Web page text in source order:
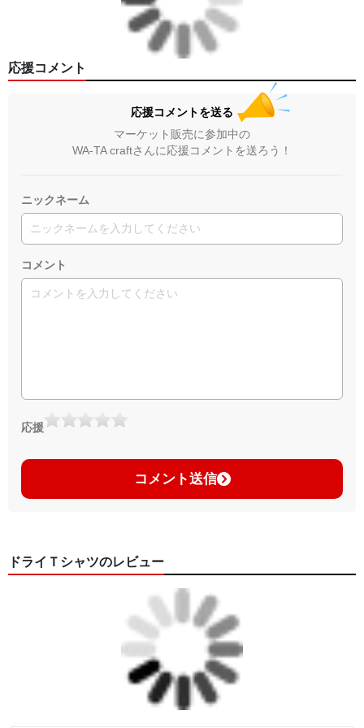
応援コメント
応援コメントを送る
マーケット販売に参加中の
WA-TA craftさんに応援コメントを送ろう！
ニックネーム
コメント
応援
コメント送信
ドライＴシャツのレビュー